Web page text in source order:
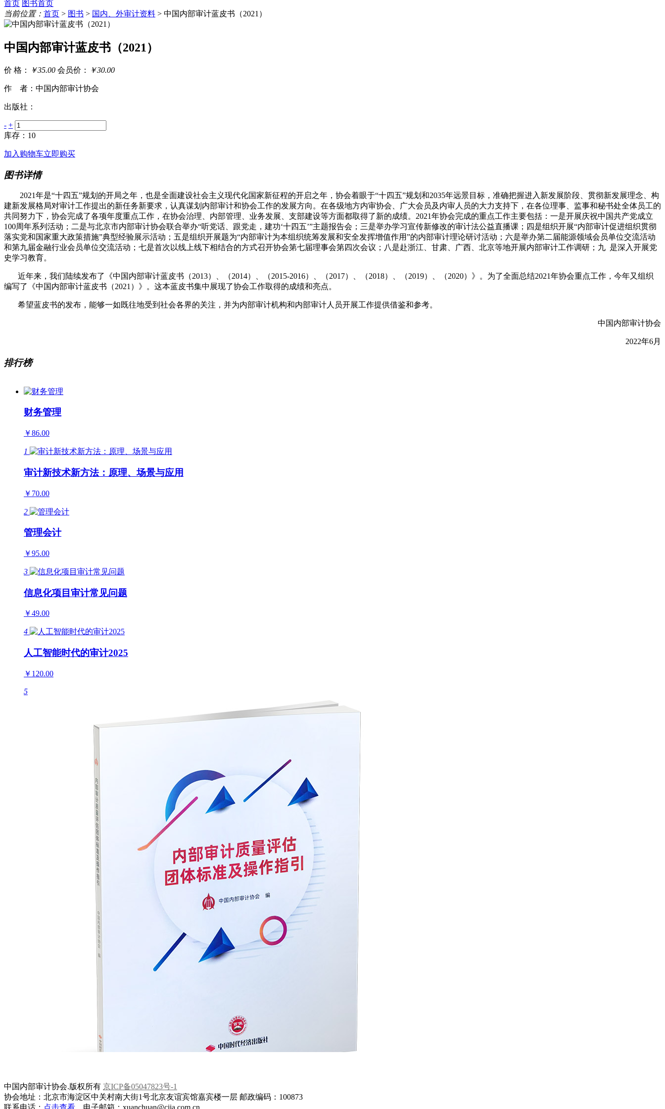
首页 图书首页
当前位置： 首页 > 图书 > 国内、外审计资料 > 中国内部审计蓝皮书（2021）
中国内部审计蓝皮书（2021）
价 格： ￥35.00 会员价： ￥30.00
作 者：中国内部审计协会
出版社：
- +
库存：10
加入购物车立即购买
图书详情
2021年是“十四五”规划的开局之年，也是全面建设社会主义现代化国家新征程的开启之年，协会着眼于“十四五”规划和2035年远景目标，准确把握进入新发展阶段、贯彻新发展理念、构
建新发展格局对审计工作提出的新任务新要求，认真谋划内部审计和协会工作的发展方向。在各级地方内审协会、广大会员及内审人员的大力支持下，在各位理事、监事和秘书处全体员工的
共同努力下，协会完成了各项年度重点工作，在协会治理、内部管理、业务发展、支部建设等方面都取得了新的成绩。2021年协会完成的重点工作主要包括：一是开展庆祝中国共产党成立
100周年系列活动；二是与北京市内部审计协会联合举办“听党话、跟党走，建功‘十四五’”主题报告会；三是举办学习宣传新修改的审计法公益直播课；四是组织开展“内部审计促进组织贯彻
落实党和国家重大政策措施”典型经验展示活动；五是组织开展题为“内部审计为本组织统筹发展和安全发挥增值作用”的内部审计理论研讨活动；六是举办第二届能源领域会员单位交流活动
和第九届金融行业会员单位交流活动；七是首次以线上线下相结合的方式召开协会第七届理事会第四次会议；八是赴浙江、甘肃、广西、北京等地开展内部审计工作调研；九 是深入开展党
史学习教育。
近年来，我们陆续发布了《中国内部审计蓝皮书（2013）、（2014）、（2015-2016）、（2017）、（2018）、（2019）、（2020）》。为了全面总结2021年协会重点工作，今年又组织
编写了《中国内部审计蓝皮书（2021）》。这本蓝皮书集中展现了协会工作取得的成绩和亮点。
希望蓝皮书的发布，能够一如既往地受到社会各界的关注，并为内部审计机构和内部审计人员开展工作提供借鉴和参考。
中国内部审计协会
2022年6月
排行榜
财务管理
￥86.00
1
审计新技术新方法：原理、场景与应用
￥70.00
2
管理会计
￥95.00
3
信息化项目审计常见问题
￥49.00
4
人工智能时代的审计2025
￥120.00
5
中国内部审计协会.版权所有 京ICP备05047823号-1
协会地址：北京市海淀区中关村南大街1号北京友谊宾馆嘉宾楼一层 邮政编码：100873
联系电话： 点击查看 电子邮箱：xuanchuan@ciia.com.cn